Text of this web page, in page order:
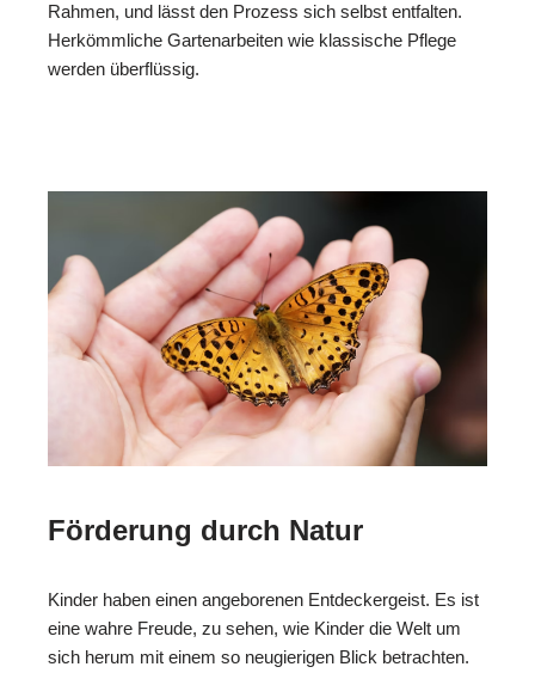
Rahmen, und lässt den Prozess sich selbst entfalten.
Herkömmliche Gartenarbeiten wie klassische Pflege
werden überflüssig.
Förderung durch Natur
Kinder haben einen angeborenen Entdeckergeist. Es ist
eine wahre Freude, zu sehen, wie Kinder die Welt um
sich herum mit einem so neugierigen Blick betrachten.